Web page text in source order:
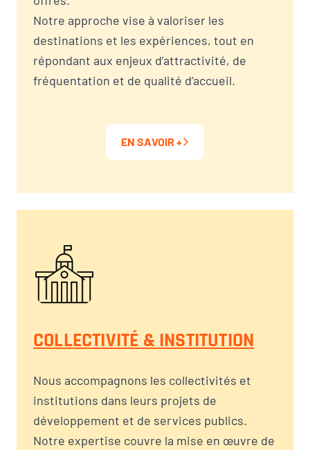
Notre approche vise à valoriser les
destinations et les expériences, tout en
répondant aux enjeux d’attractivité, de
fréquentation et de qualité d’accueil.
EN SAVOIR +
COLLECTIVITÉ & INSTITUTION
Nous accompagnons les collectivités et
institutions dans leurs projets de
développement et de services publics.
Notre expertise couvre la mise en œuvre de